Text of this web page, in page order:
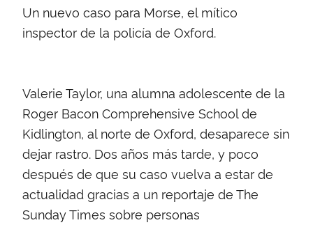
Un nuevo caso para Morse, el mítico
inspector de la policía de Oxford.
Valerie Taylor, una alumna adolescente de la
Roger Bacon Com­prehensive School de
Kidlington, al norte de Oxford, desaparece sin
dejar rastro. Dos años más tarde, y poco
después de que su caso vuelva a estar de
actualidad gracias a un reportaje de The
Sunday Times sobre personas